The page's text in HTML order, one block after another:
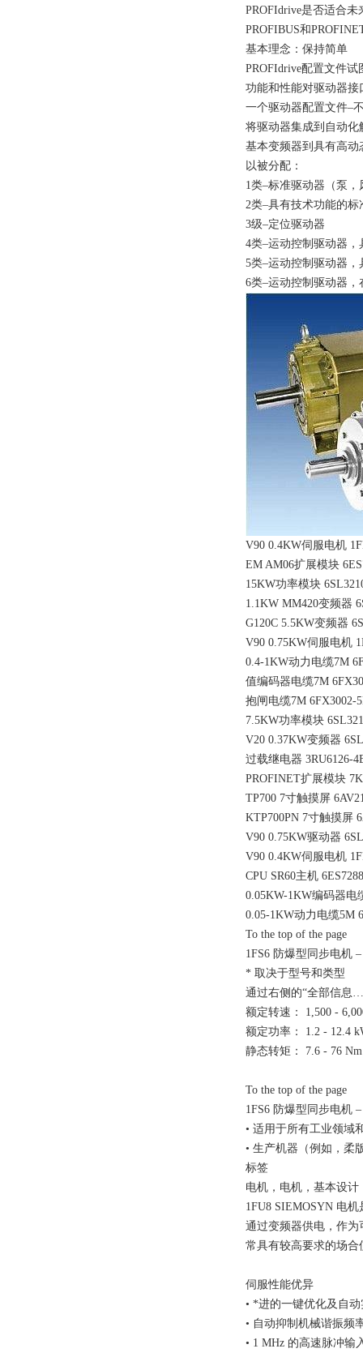
PROFIdrive是否适合未
PROFIBUS和
基本理念：保持简单
PROFIdrive配置文件
功能和性能对驱动器
一个驱动器配置文件–
将驱动器集成到自动
基本变频器到具有高动
以被分配：
1类–标准驱动器（泵
2类–具有技术功能的标
3级–定位驱动器
4类–运动控制驱动器
5类–运动控制驱动器
6类–运动控制驱动器
V90 0.4KW伺服电机
EM AM06扩展模块
15KW功率模块
1.1KW MM420变频器
G120C 5.5KW变频器
V90 0.75KW伺服电机
0.4-1KW动力电缆7M
值编码器电缆7M
抱闸电缆7M 6FX3002-
7.5KW功率模块
V20 0.37KW变频器
过载继电器 3RU6126-
PROFINET扩展模块
TP700 7寸触摸屏
KTP700PN 7寸触摸屏
V90 0.75KW驱动器
V90 0.4KW伺服电机
CPU SR60主机
0.05KW-1KW编码器电
0.05-1KW动力电缆5M
To the top of the page
1FS6 防爆型同步电机
* 取决于型号和类型
通过右侧的“全部信息
额定转速： 1,500 -
额定功率： 1.2 - 12.4
静态转矩： 7.6 - 76 Nm
To the top of the page
1FS6 防爆型同步电机
• 适用于所有工业领域
• 生产机器（例如，柔
标签
电机，电机，基本设计
1FU8 SIEMOSYN 电
通过变频器供电，作
常具有较高要求的场合
伺服性能优异
• *进的一键优化及自
• 自动抑制机械谐振频
• 1 MHz 的高速脉冲输